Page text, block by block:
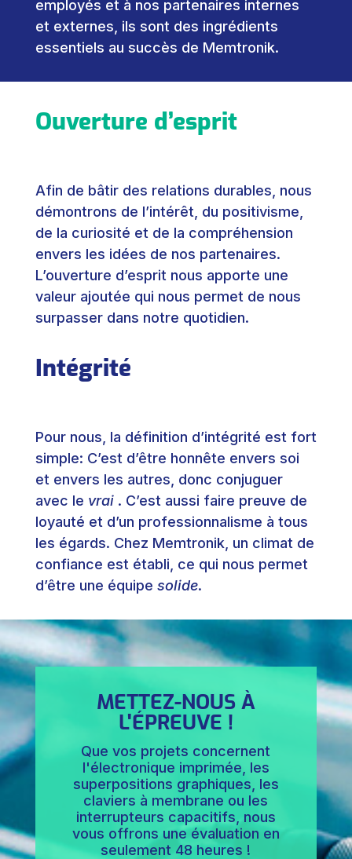
employés et à nos partenaires internes
et externes, ils sont des ingrédients
essentiels au succès de Memtronik.
Ouverture d’esprit
Afin de bâtir des relations durables, nous
démontrons de l’intérêt, du positivisme,
de la curiosité et de la compréhension
envers les idées de nos partenaires.
L’ouverture d’esprit nous apporte une
valeur ajoutée qui nous permet de nous
surpasser dans notre quotidien.
Intégrité
Pour nous, la définition d’intégrité est fort
simple: C’est d’être honnête envers soi
et envers les autres, donc conjuguer
avec le vrai. C’est aussi faire preuve de
loyauté et d’un professionnalisme à tous
les égards. Chez Memtronik, un climat de
confiance est établi, ce qui nous permet
d’être une équipe solide.
METTEZ-NOUS À
L'ÉPREUVE !
Que vos projets concernent
l'électronique imprimée, les
superpositions graphiques, les
claviers à membrane ou les
interrupteurs capacitifs, nous
vous offrons une évaluation en
seulement 48 heures !